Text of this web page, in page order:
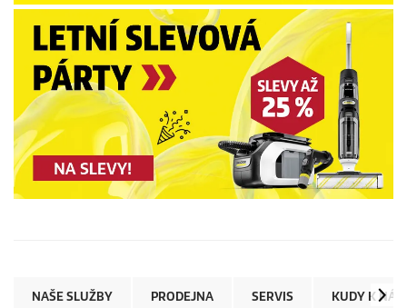
NAŠE SLUŽBY PRODEJNA SERVIS KUDY K NÁM